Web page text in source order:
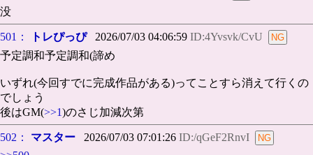
没
501： トレぴっぴ2026/07/03 04:06:59 ID:4Yvsvk/CvU
予定調和予定調和(諦め
いずれ(今回すでに完成作品がある)ってことすら消えて行くの
でしょう
後はGM(>>1)のさじ加減次第
502： マスター 2026/07/03 07:01:26 ID:/qGeF2RnvI